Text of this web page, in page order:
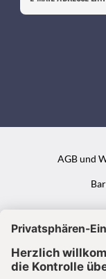
AGB und
VERTRAG